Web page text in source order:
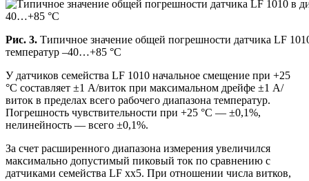
Рис. 3. Типичное значение общей погрешности датчика LF
температур –40…+85 °C
У датчиков семейства LF 1010 начальное смещение при +25
°C составляет ±1 А/виток при максимальном дрейфе ±1 А/
виток в пределах всего рабочего диапазона температур.
Погрешность чувствительности при +25 °C — ±0,1%,
нелинейность — всего ±0,1%.
За счет расширенного диапазона измерения увеличился
максимально допустимый пиковый ток по сравнению с
датчиками семейства LF xx5. При отношении числа витков,